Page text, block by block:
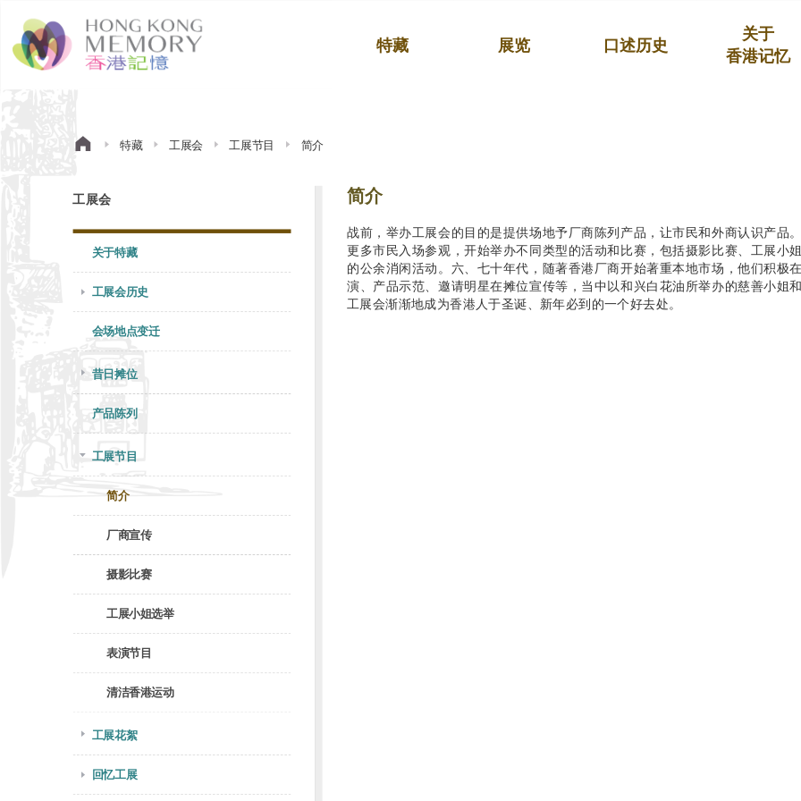
特藏 展览 口述历史
关于
香港记忆
特藏 工展会 工展节目 简介
工展会
关于特藏
工展会历史
会场地点变迁
昔日摊位
产品陈列
工展节目
简介
厂商宣传
摄影比赛
工展小姐选举
表演节目
清洁香港运动
工展花絮
回忆工展
简介
战前，举办工展会的目的是提供场地予厂商陈列产品，让市民和外商认识产品
更多市民入场参观，开始举办不同类型的活动和比赛，包括摄影比赛、工展小
的公余消闲活动。六、七十年代，随著香港厂商开始著重本地市场，他们积极
演、产品示范、邀请明星在摊位宣传等，当中以和兴白花油所举办的慈善小姐
工展会渐渐地成为香港人于圣诞、新年必到的一个好去处。